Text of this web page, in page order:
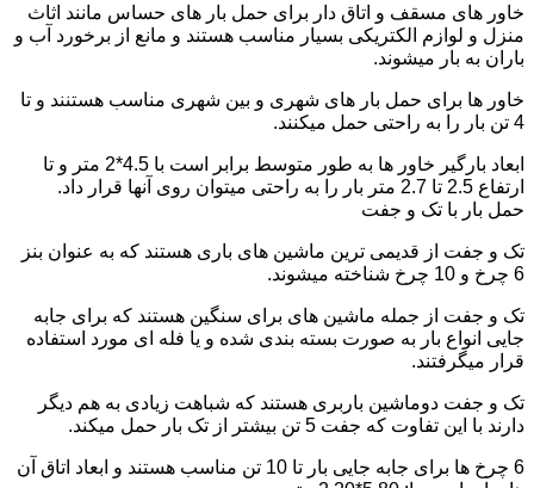
خاور های مسقف و اتاق دار برای حمل بار های حساس مانند اثاث
منزل و لوازم الکتریکی بسیار مناسب هستند و مانع از برخورد آب و
باران به بار میشوند.
خاور ها برای حمل بار های شهری و بین شهری مناسب هستنند و تا
4 تن بار را به راحتی حمل میکنند.
ابعاد بارگیر خاور ها به طور متوسط برابر است با 4.5*2 متر و تا
ارتفاع 2.5 تا 2.7 متر بار را به راحتی میتوان روی آنها قرار داد.
حمل بار با تک و جفت
تک و جفت از قدیمی ترین ماشین های باری هستند که به عنوان بنز
6 چرخ و 10 چرخ شناخته میشوند.
تک و جفت از جمله ماشین های برای سنگین هستند که برای جابه
جایی انواع بار به صورت بسته بندی شده و یا فله ای مورد استفاده
قرار میگرفتند.
تک و جفت دوماشین باربری هستند که شباهت زیادی به هم دیگر
دارند با این تفاوت که جفت 5 تن بیشتر از تک بار حمل میکند.
6 چرخ ها برای جابه جایی بار تا 10 تن مناسب هستند و ابعاد اتاق آن